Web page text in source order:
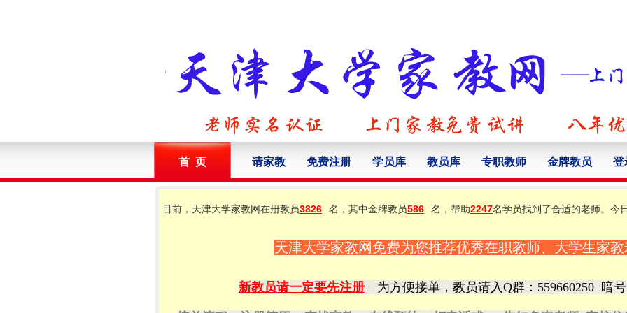
首 页 请家教 免费注册 学员库 教员库 专职教师 金牌教员 登
目前，天津大学家教网在册教员3826 名，其中金牌教员586 名，帮助2247名学员找到了合适的老师。今
天津大学家教网免费为您推荐优秀在职教师、大学生家
新教员请一定要先注册 为方便接单，教员请入Q群 ：559660250 暗